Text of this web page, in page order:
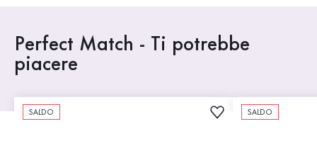
Perfect Match - Ti potrebbe
piacere
SALDO SALDO